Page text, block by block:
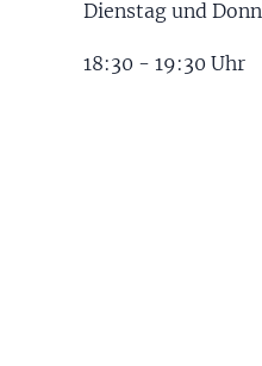
Dienstag und
18:30 - 19:30 Uhr